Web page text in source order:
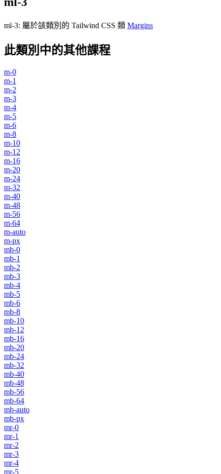
ml-3: 屬於該類別的 Tailwind CSS 類 Margins
此類別中的其他課程
m-0
m-1
m-2
m-3
m-4
m-5
m-6
m-8
m-10
m-12
m-16
m-20
m-24
m-32
m-40
m-48
m-56
m-64
m-auto
m-px
mb-0
mb-1
mb-2
mb-3
mb-4
mb-5
mb-6
mb-8
mb-10
mb-12
mb-16
mb-20
mb-24
mb-32
mb-40
mb-48
mb-56
mb-64
mb-auto
mb-px
mr-0
mr-1
mr-2
mr-3
mr-4
mr-5